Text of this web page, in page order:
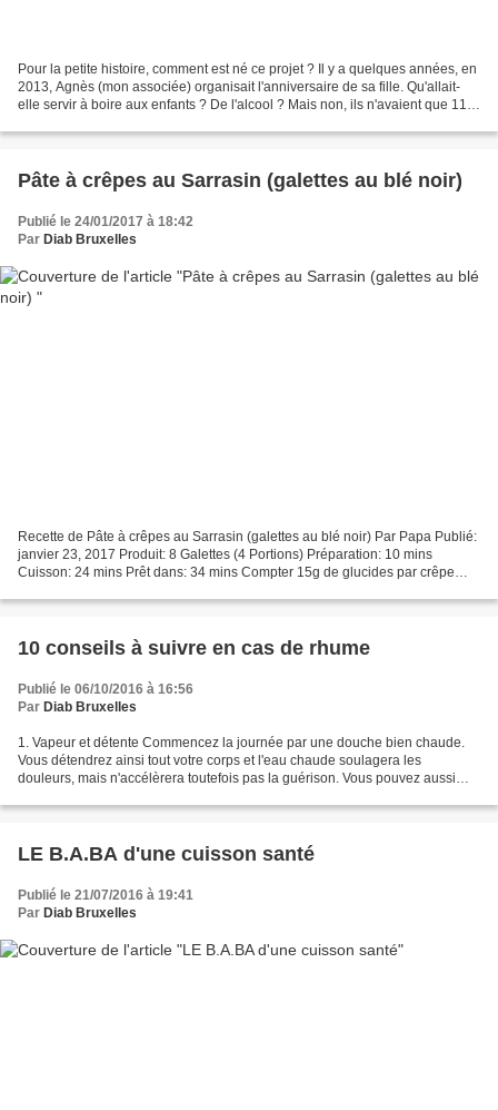
Pour la petite histoire, comment est né ce projet ? Il y a quelques années, en
2013, Agnès (mon associée) organisait l'anniversaire de sa fille. Qu'allait-
elle servir à boire aux enfants ? De l'alcool ? Mais non, ils n'avaient que 11
Pâte à crêpes au Sarrasin (galettes au blé noir)
Publié le 24/01/2017 à 18:42
Par Diab Bruxelles
Recette de Pâte à crêpes au Sarrasin (galettes au blé noir) Par Papa Publié:
janvier 23, 2017 Produit: 8 Galettes (4 Portions) Préparation: 10 mins
Cuisson: 24 mins Prêt dans: 34 mins Compter 15g de glucides par crêpe
10 conseils à suivre en cas de rhume
Publié le 06/10/2016 à 16:56
Par Diab Bruxelles
1. Vapeur et détente Commencez la journée par une douche bien chaude.
Vous détendrez ainsi tout votre corps et l'eau chaude soulagera les
douleurs, mais n'accélèrera toutefois pas la guérison. Vous pouvez aussi
LE B.A.BA d'une cuisson santé
Publié le 21/07/2016 à 19:41
Par Diab Bruxelles